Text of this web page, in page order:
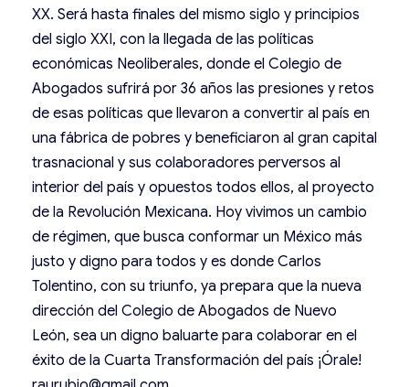
XX. Será hasta finales del mismo siglo y principios
del siglo XXI, con la llegada de las políticas
económicas Neoliberales, donde el Colegio de
Abogados sufrirá por 36 años las presiones y retos
de esas políticas que llevaron a convertir al país en
una fábrica de pobres y beneficiaron al gran capital
trasnacional y sus colaboradores perversos al
interior del país y opuestos todos ellos, al proyecto
de la Revolución Mexicana. Hoy vivimos un cambio
de régimen, que busca conformar un México más
justo y digno para todos y es donde Carlos
Tolentino, con su triunfo, ya prepara que la nueva
dirección del Colegio de Abogados de Nuevo
León, sea un digno baluarte para colaborar en el
éxito de la Cuarta Transformación del país ¡Órale!